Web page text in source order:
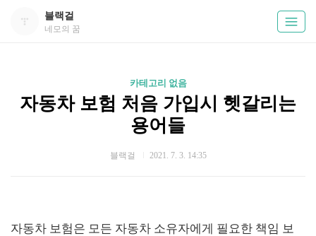
블랙걸
네모의 꿈
카테고리 없음
자동차 보험 처음 가입시 헷갈리는
용어들
블랙걸 2021. 7. 3. 14:35
자동차 보험은 모든 자동차 소유자에게 필요한 책임 보